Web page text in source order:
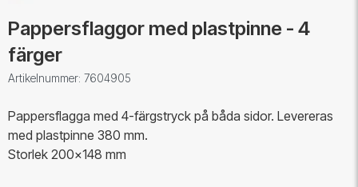
Pappersflaggor med plastpinne - 4
färger
Artikelnummer: 7604905
Pappersflagga med 4-färgstryck på båda sidor. Levereras
med plastpinne 380 mm.
Storlek 200x148 mm